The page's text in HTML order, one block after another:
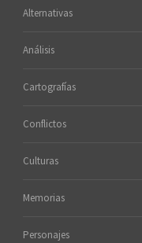
Alternativas
Análisis
Cartografías
Conflictos
Culturas
Memorias
Personajes